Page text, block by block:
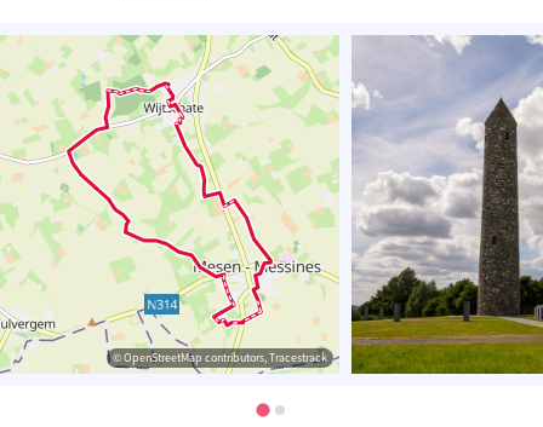
© OpenStreetMap contributors, Tracestrack